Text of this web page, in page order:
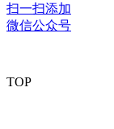
扫一扫添加
微信公众号
TOP